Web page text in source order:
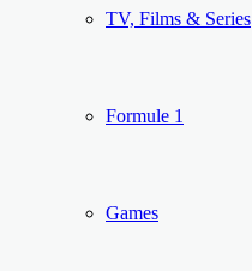
TV, Films & Series
Formule 1
Games